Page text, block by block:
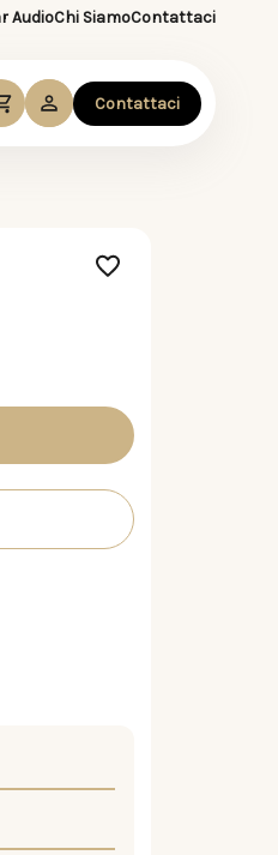
AudioChi SiamoContattaci
Contattaci